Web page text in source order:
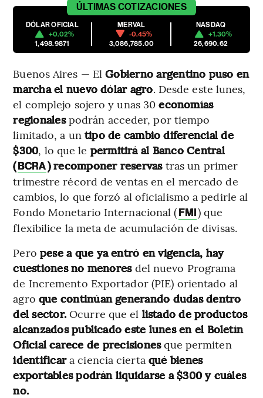
ÚLTIMAS COTIZACIONES
DÓLAR OFICIAL
+0.02%
1,498.9871
MERVAL
-0.45%
3,086,785.00
NASDAQ
+1.30%
26,690.62
Buenos Aires — ElGobierno argentino puso en
marcha el nuevo dólar agro. Desde este lunes,
el complejo sojero y unas 30economías
regionalespodrán acceder, por tiempo
limitado, a un tipo de cambio diferencial de
$300, lo que le permitirá al Banco Central
(BCRA) recomponer reservastras un primer
trimestre récord de ventas en el mercado de
cambios, lo que forzó al oficialismo a pedirle al
Fondo Monetario Internacional (FMI) que
flexibilice la meta de acumulación de divisas.
Pero pese a que ya entró en vigencia, hay
cuestiones no menores del nuevo Programa
de Incremento Exportador (PIE) orientado al
agro que continúan generando dudas dentro
del sector. Ocurre que el listado de productos
alcanzados publicado este lunes en el Boletín
Oficial carece de precisionesque permiten
identificara ciencia cierta qué bienes
exportables podrán liquidarse a $300 y cuáles
no.